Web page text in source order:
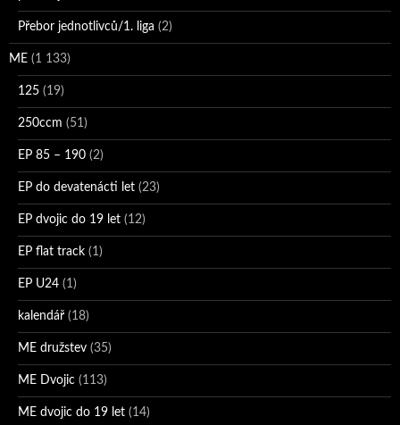
Přebor jednotlivců/1. liga (2)
ME (1 133)
125 (19)
250ccm (51)
EP 85 – 190 (2)
EP do devatenácti let (23)
EP dvojic do 19 let (12)
EP flat track (1)
EP U24 (1)
kalendář (18)
ME družstev (35)
ME Dvojic (113)
ME dvojic do 19 let (14)